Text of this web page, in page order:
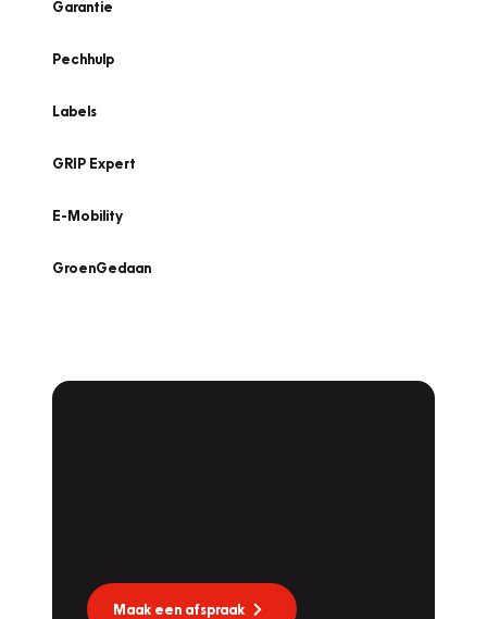
Garantie
Pechhulp
Labels
GRIP Expert
E-Mobility
GroenGedaan
Maak een afspraak